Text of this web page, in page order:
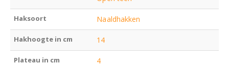
Haksoort Naaldhakken
Hakhoogte in cm 14
Plateau in cm 4